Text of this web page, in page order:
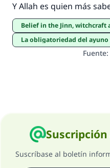
Y Allah es quien más
Belief in the Jinn, witchcraft and
La obligatoriedad del ayuno y
Fuente:
Suscríbase al boletín